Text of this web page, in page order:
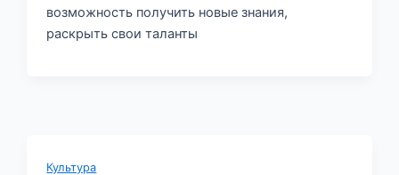
возможность получить новые знания,
раскрыть свои таланты
Культура